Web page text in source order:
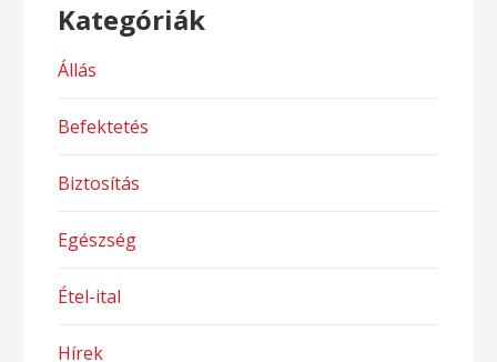
Kategóriák
Állás
Befektetés
Biztosítás
Egészség
Étel-ital
Hírek